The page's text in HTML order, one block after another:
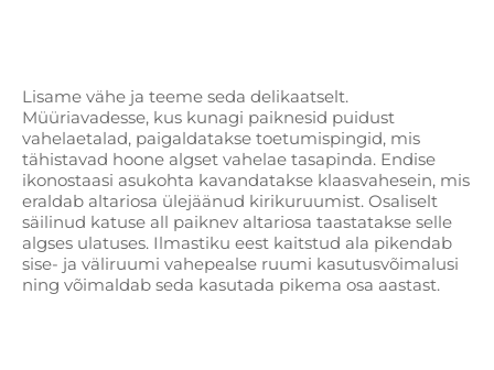
Lisame vähe ja teeme seda delikaatselt.
Müüriavadesse, kus kunagi paiknesid puidust
vahelaetalad, paigaldatakse toetumispingid, mis
tähistavad hoone algset vahelae tasapinda. Endise
ikonostaasi asukohta kavandatakse klaasvahesein, mis
eraldab altariosa ülejäänud kirikuruumist. Osaliselt
säilinud katuse all paiknev altariosa taastatakse selle
algses ulatuses. Ilmastiku eest kaitstud ala pikendab
sise- ja väliruumi vahepealse ruumi kasutusvõimalusi
ning võimaldab seda kasutada pikema osa aastast.